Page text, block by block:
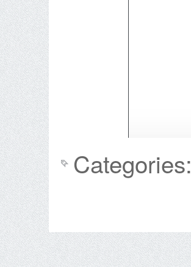
Categories: